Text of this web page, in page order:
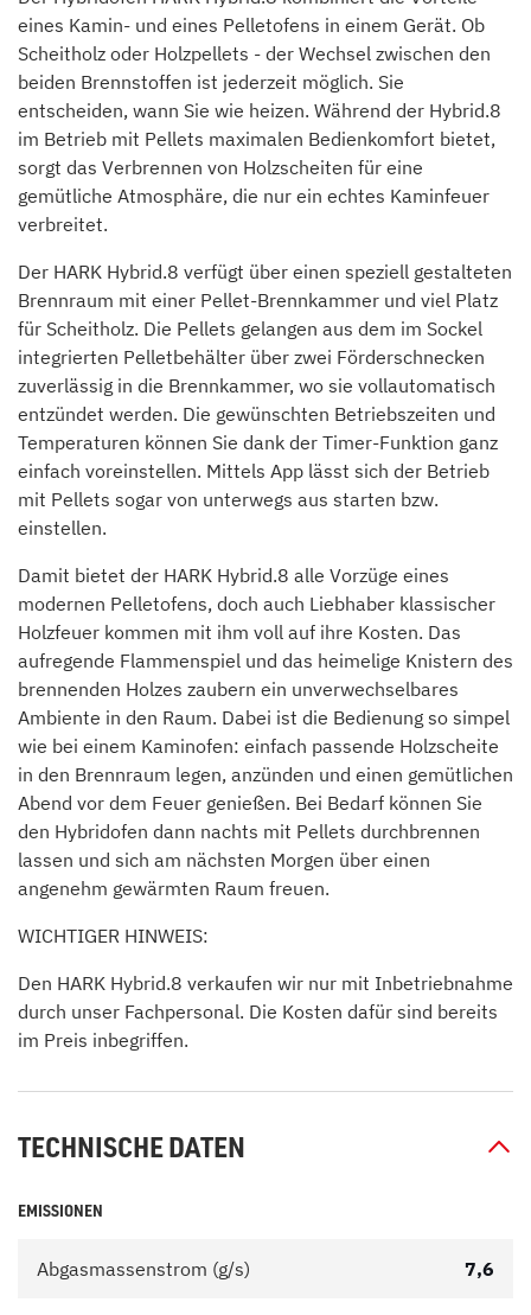
eines Kamin- und eines Pelletofens in einem Gerät. Ob
Scheitholz oder Holzpellets - der Wechsel zwischen den
beiden Brennstoffen ist jederzeit möglich. Sie
entscheiden, wann Sie wie heizen. Während der Hybrid.8
im Betrieb mit Pellets maximalen Bedienkomfort bietet,
sorgt das Verbrennen von Holzscheiten für eine
gemütliche Atmosphäre, die nur ein echtes Kaminfeuer
verbreitet.
Der HARK Hybrid.8 verfügt über einen speziell gestalteten
Brennraum mit einer Pellet-Brennkammer und viel Platz
für Scheitholz. Die Pellets gelangen aus dem im Sockel
integrierten Pelletbehälter über zwei Förderschnecken
zuverlässig in die Brennkammer, wo sie vollautomatisch
entzündet werden. Die gewünschten Betriebszeiten und
Temperaturen können Sie dank der Timer-Funktion ganz
einfach voreinstellen. Mittels App lässt sich der Betrieb
mit Pellets sogar von unterwegs aus starten bzw.
einstellen.
Damit bietet der HARK Hybrid.8 alle Vorzüge eines
modernen Pelletofens, doch auch Liebhaber klassischer
Holzfeuer kommen mit ihm voll auf ihre Kosten. Das
aufregende Flammenspiel und das heimelige Knistern des
brennenden Holzes zaubern ein unverwechselbares
Ambiente in den Raum. Dabei ist die Bedienung so simpel
wie bei einem Kaminofen: einfach passende Holzscheite
in den Brennraum legen, anzünden und einen gemütlichen
Abend vor dem Feuer genießen. Bei Bedarf können Sie
den Hybridofen dann nachts mit Pellets durchbrennen
lassen und sich am nächsten Morgen über einen
angenehm gewärmten Raum freuen.
WICHTIGER HINWEIS:
Den HARK Hybrid.8 verkaufen wir nur mit Inbetriebnahme
durch unser Fachpersonal. Die Kosten dafür sind bereits
im Preis inbegriffen.
TECHNISCHE DATEN
EMISSIONEN
Abgasmassenstrom (g/s) 7,6